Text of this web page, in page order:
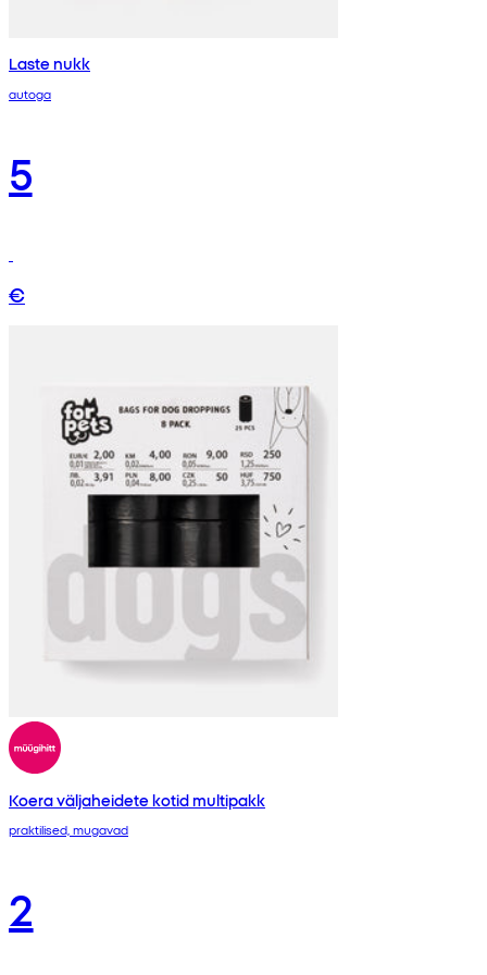
Laste nukk
autoga
5
€
Koera väljaheidete kotid multipakk
praktilised, mugavad
2